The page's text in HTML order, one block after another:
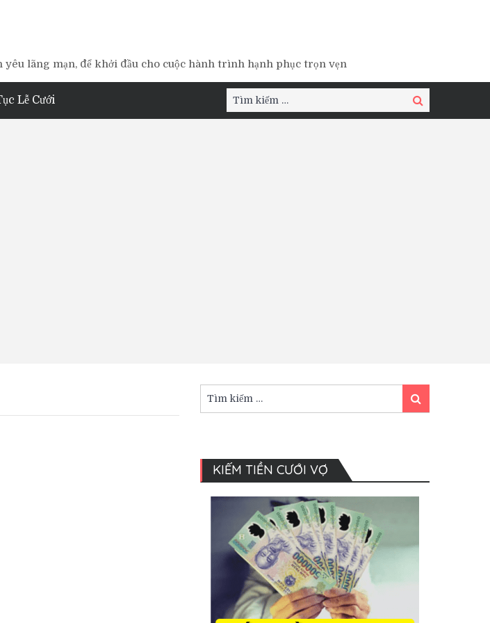
lãng mạn, để khởi đầu cho cuộc hành trình hạnh phục trọn vẹn
Lễ Cưới
Tìm
kiếm:
Tìm
kiếm
kiếm:
Tìm
kiếm
KIẾM TIỀN CƯỚI VỢ